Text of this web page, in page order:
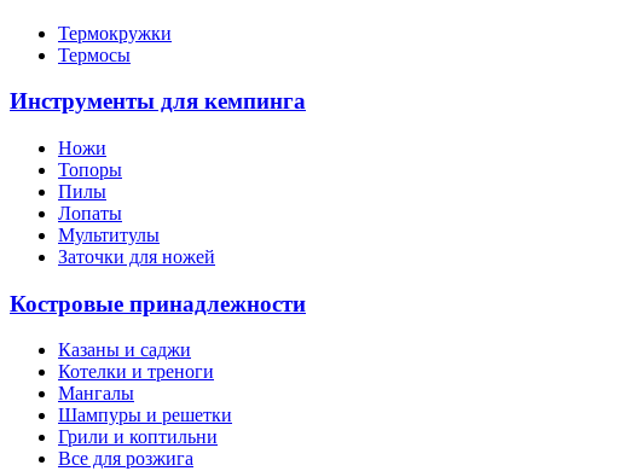
Термокружки
Термосы
Инструменты для кемпинга
Ножи
Топоры
Пилы
Лопаты
Мультитулы
Заточки для ножей
Костровые принадлежности
Казаны и саджи
Котелки и треноги
Мангалы
Шампуры и решетки
Грили и коптильни
Все для розжига